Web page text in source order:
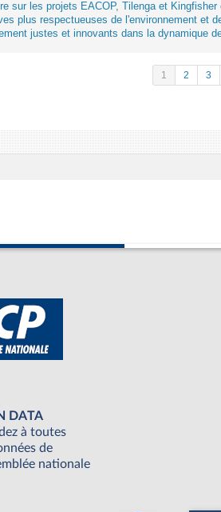
sur les projets EACOP, Tilenga et
plus respectueuses de l'environnement et
justes et innovants dans la dynamique
1 2 3
DATA
à toutes
de
nationale